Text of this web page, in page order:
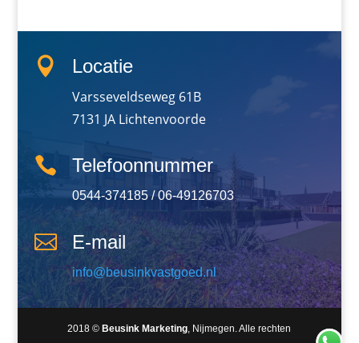
 Locatie
Varsseveldseweg 61B
7131 JA Lichtenvoorde
 Telefoonnummer
0544-374185 / 06-49126703
 E-mail
info@beusinkvastgoed.nl
2018 © Beusink Marketing, Nijmegen. Alle rechten